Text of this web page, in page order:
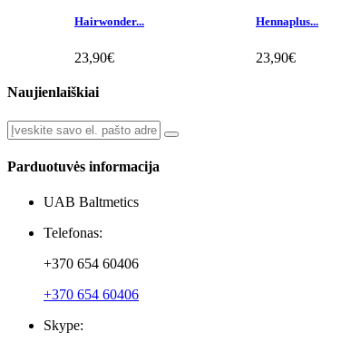
Hairwonder...
23,90€
Hennaplus...
23,90€